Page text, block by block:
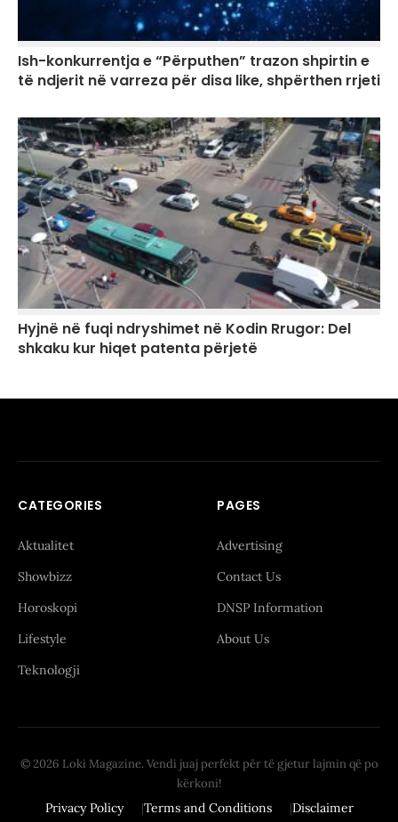
Ish-konkurrentja e “Përputhen” trazon shpirtin e
të ndjerit në varreza për disa like, shpërthen rrjeti
Hyjnë në fuqi ndryshimet në Kodin Rrugor: Del
shkaku kur hiqet patenta përjetë
CATEGORIES
Aktualitet
Showbizz
Horoskopi
Lifestyle
Teknologji
PAGES
Advertising
Contact Us
DNSP Information
About Us
© 2026 Loki Magazine. Vendi juaj perfekt për të gjetur lajmin që po
kërkoni!
Privacy Policy Terms and Conditions Disclaimer